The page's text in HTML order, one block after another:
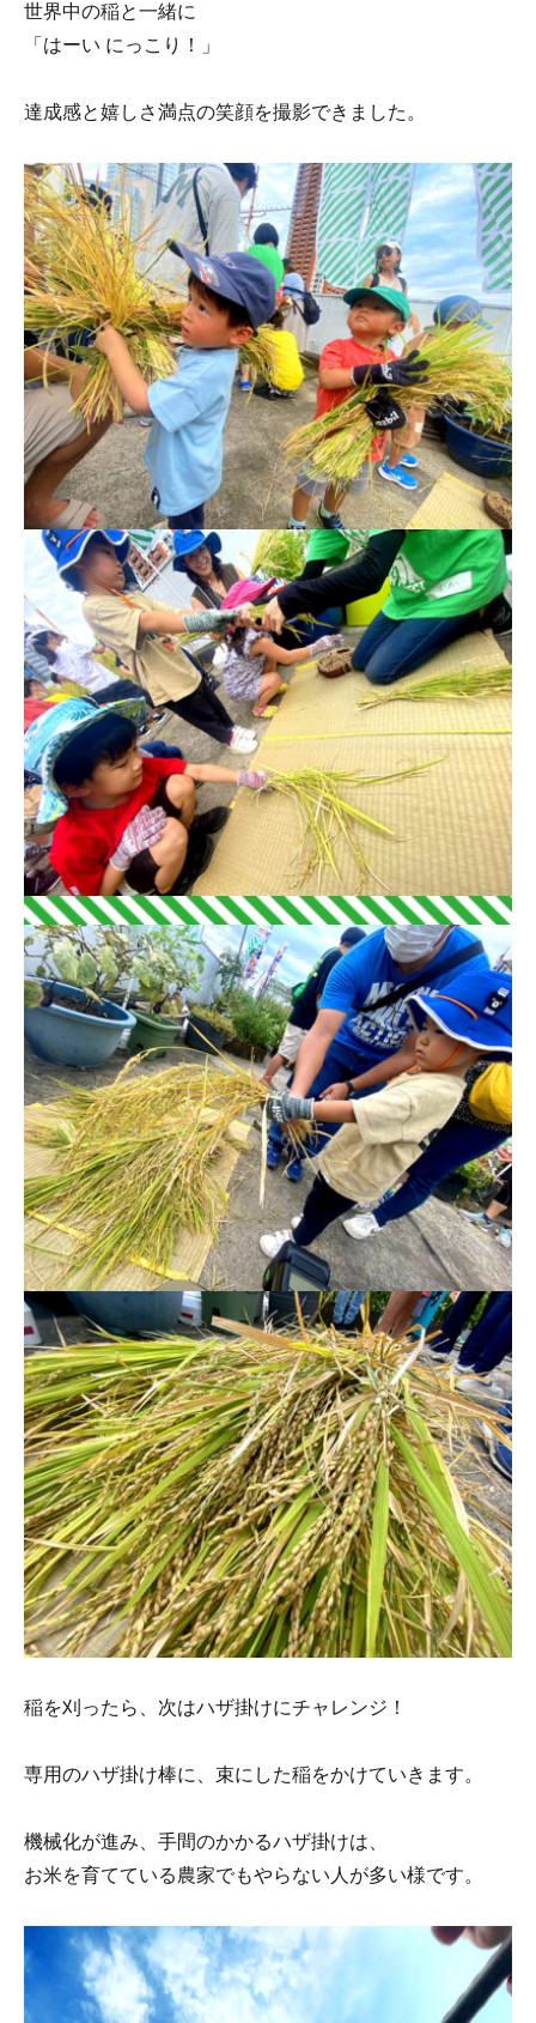
世界中の稲と一緒に
「はーい にっこり！」
達成感と嬉しさ満点の笑顔を撮影できました。
稲を刈ったら、次はハザ掛けにチャレンジ！
専用のハザ掛け棒に、束にした稲をかけていきます。
機械化が進み、手間のかかるハザ掛けは、
お米を育てている農家でもやらない人が多い様です。